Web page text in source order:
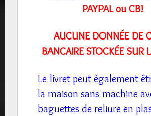
PAYPAL ou CB!
AUCUNE DONNÉE DE
BANCAIRE STOCKÉE SUR
Le livret peut également
la maison sans machine
baguettes de reliure en